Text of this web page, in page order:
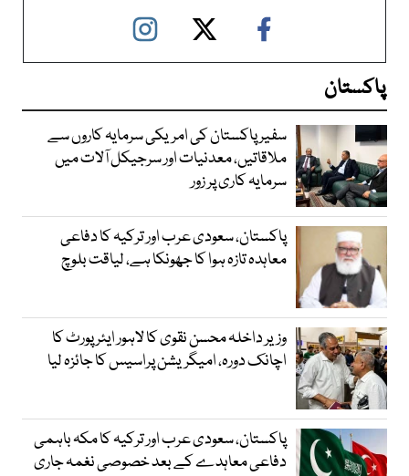
پاکستان
سفیر پاکستان کی امریکی سرمایہ کاروں سے
ملاقاتیں، معدنیات اور سرجیکل آلات میں
سرمایہ کاری پر زور
پاکستان، سعودی عرب اور ترکیہ کا دفاعی
معاہدہ تازہ ہوا کا جھونکا ہے، لیاقت بلوچ
وزیر داخلہ محسن نقوی کا لاہور ایئر پورٹ کا
اچانک دورہ، امیگریشن پراسیس کا جائزہ لیا
پاکستان، سعودی عرب اور ترکیہ کا مکہ باہمی
دفاعی معاہدے کے بعد خصوصی نغمہ جاری